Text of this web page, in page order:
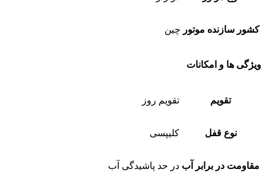
کشور سازنده موتور چین
ویژگی ها و امکانات
تقویم تقویم روز
نوع قفل کلیپسی
مقاومت در برابر آب در حد پاشیدگی آب